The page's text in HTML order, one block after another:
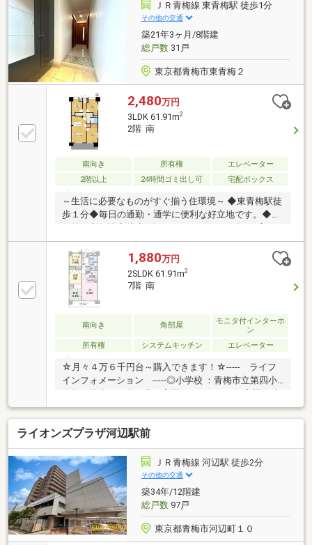
周辺環境・徒歩圏内にスーパー・コンビニ等生活利便
施設あり■ ご希望の住まい探しをお手伝いします
━━━━━・・・物件の詳細・ご相談はお気軽にお問
い合わせください。
ＪＲ青梅線 東青梅駅 徒歩1分
その他の交通
築21年3ヶ月/8階建
総戸数31戸
東京都青梅市東青梅２
2,480万円
3LDK 61.91m2
2階 南
南向き 所有権
エレベーター
2階以上
24時間ゴミ出し可 宅配ボックス
～生活に必要なものがすぐ揃う住環境～ ◆東青梅駅徒
歩１分◆毎日の通勤・通学に便利な好立地です。◆圧
所が近く、生活のすべてが駅前で完結する合理的な毎
日。～アピールポイント～①生活に必要なものが半径
300m以内に揃う、世代を問わず住みやすい環境。②
調湿・脱臭効果のあるエコカラットを採用。③ペット
可のため、大切なペットとの暮らしも爽やかに保ちま
す。④防音対策済みの部屋あり（楽器演奏・配信・リ
モートワーク向き／下階店舗・当該室は隣接住戸な
1,880万円
2SLDK 61.91m2
7階 南
南向き 角部屋
モニタ付インターホ
ン
所有権
システムキッチン エレベーター
☆月々４万６千円台～購入できます！☆----- ライフ
インフォメーション -----◎小学校 ：青梅市立第四小
歩８分◎買い物 ：スーパーマルフジ 徒歩１
分 ◎公共施設 ：青梅市役所 徒歩５分-------
--- ライフイメージ ----------☆間取り２SLDK♪■JR青
梅線「東青梅」駅徒歩１分♪■７階部分につき、眺望・
通風・陽当たり良好！■スーパー・公園・公共施設な
ども身近に揃う便利な住環境【コスモホームでは専属
の担当者がトータルサポート致します】物件のこと、
小さな疑問等ございましたらお気軽にお問い合わせく
ださい♪
ライオンズプラザ河辺駅前
ＪＲ青梅線 河辺駅 徒歩2分
その他の交通
築34年/12階建
総戸数97戸
東京都青梅市河辺町１０